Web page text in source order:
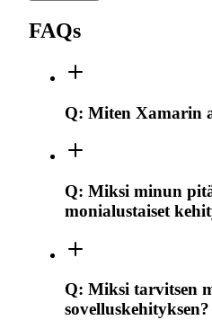
FAQs
Q: Miten Xamarin
Q: Miksi minun
monialustaiset
Q: Miksi tarvitsen
sovelluskehityksen?